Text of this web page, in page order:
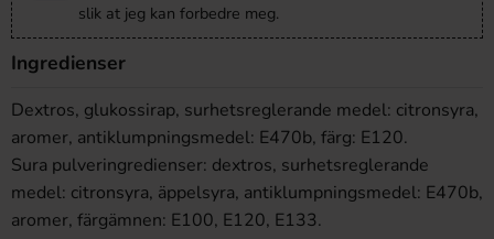
slik at jeg kan forbedre meg.
Ingredienser
Dextros, glukossirap, surhetsreglerande medel: citronsyra,
aromer, antiklumpningsmedel: E470b, färg: E120.
Sura pulveringredienser: dextros, surhetsreglerande
medel: citronsyra, äppelsyra, antiklumpningsmedel: E470b,
aromer, färgämnen: E100, E120, E133.